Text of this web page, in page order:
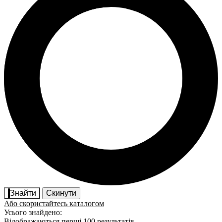
Знайти
Скинути
Або скористайтесь каталогом
Усього знайдено: